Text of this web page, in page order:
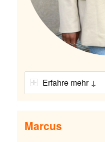
Erfahre mehr ↓
Marcus